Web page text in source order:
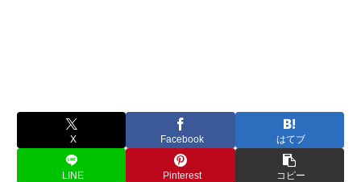
X Facebook はてブ
LINE Pinterest コピー